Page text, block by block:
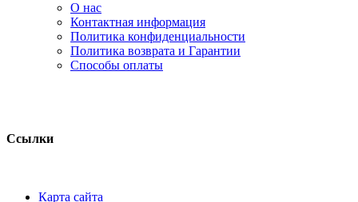
О нас
Контактная информация
Политика конфиденциальности
Политика возврата и Гарантии
Способы оплаты
Ссылки
Карта сайта